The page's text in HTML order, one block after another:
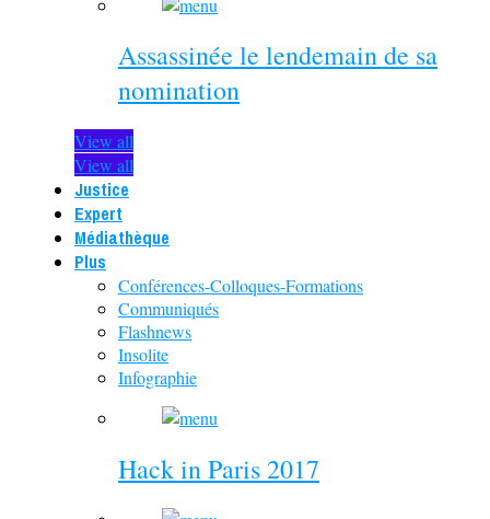
Assassinée le lendemain de sa
nomination
View all
View all
Justice
Expert
Médiathèque
Plus
Conférences-Colloques-Formations
Communiqués
Flashnews
Insolite
Infographie
Hack in Paris 2017